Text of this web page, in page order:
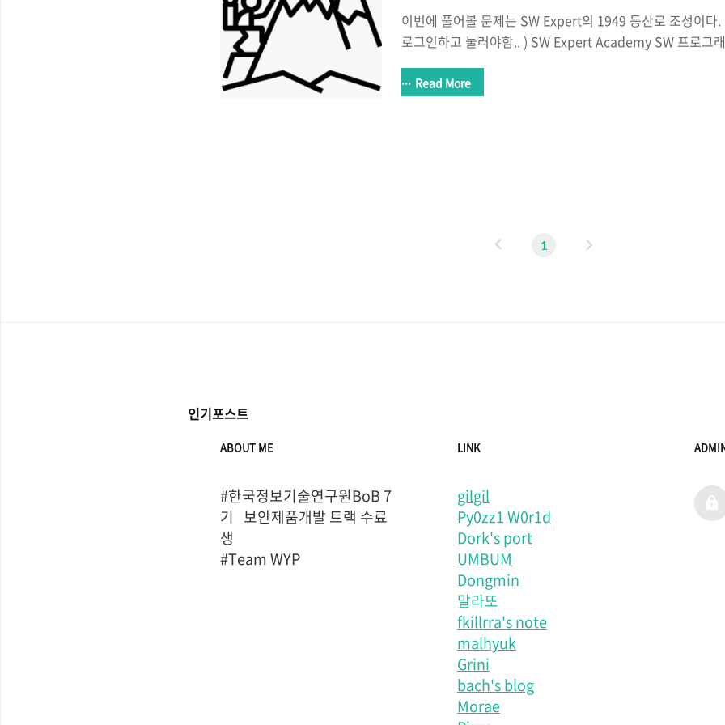
이번에 풀어볼 문제는 SW Expert의 1949 등산로 조성이
로그인하고 눌러야함.. ) SW Expert Academy SW 프로그
한 가지를 빼먹어서 테스트 케이스 50개중 48개만 맞았다..
Read More
1
다
인기포스트
ABOUT ME
#한국정보기술연구원BoB 7
기   보안제품개발 트랙 수료
생
#Team WYP
LINK
gilgil
Py0zz1 W0r1d
Dork's port
UMBUM
Dongmin
말라또
fkillrra's note
malhyuk
Grini
bach's blog
Morae